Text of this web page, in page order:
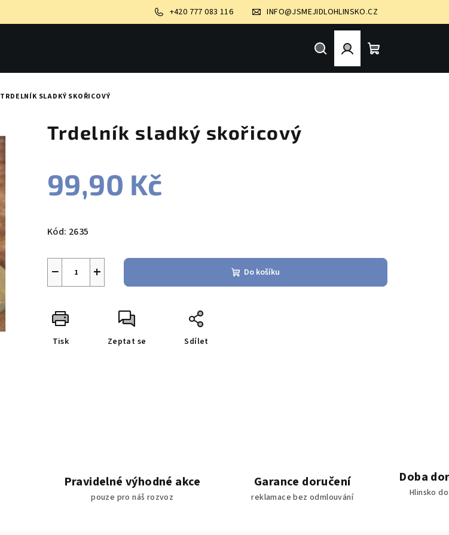
+420 777 083 116 INFO@JSMEJIDLOHLINSKO.CZ
HledatPřihlášení
TRDELNÍK SLADKÝ SKOŘICOVÝ
Trdelník sladký skořicový
99,90 Kč
cena:
Kód: 2635
+
− Do košíku
Tisk Zeptat se Sdílet
Pravidelné výhodné akce
pouze pro náš rozvoz
Garance doručení
reklamace bez odmlouvání
Doba
Hlinsko